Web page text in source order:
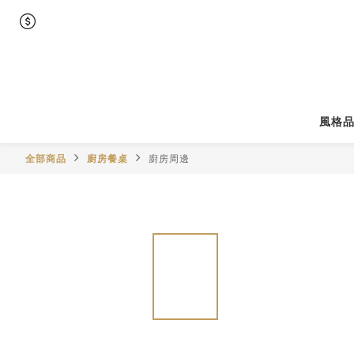
風格
全部商品 廚房餐桌 廚房周邊